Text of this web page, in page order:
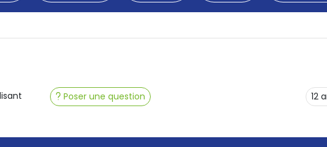
Poser une question